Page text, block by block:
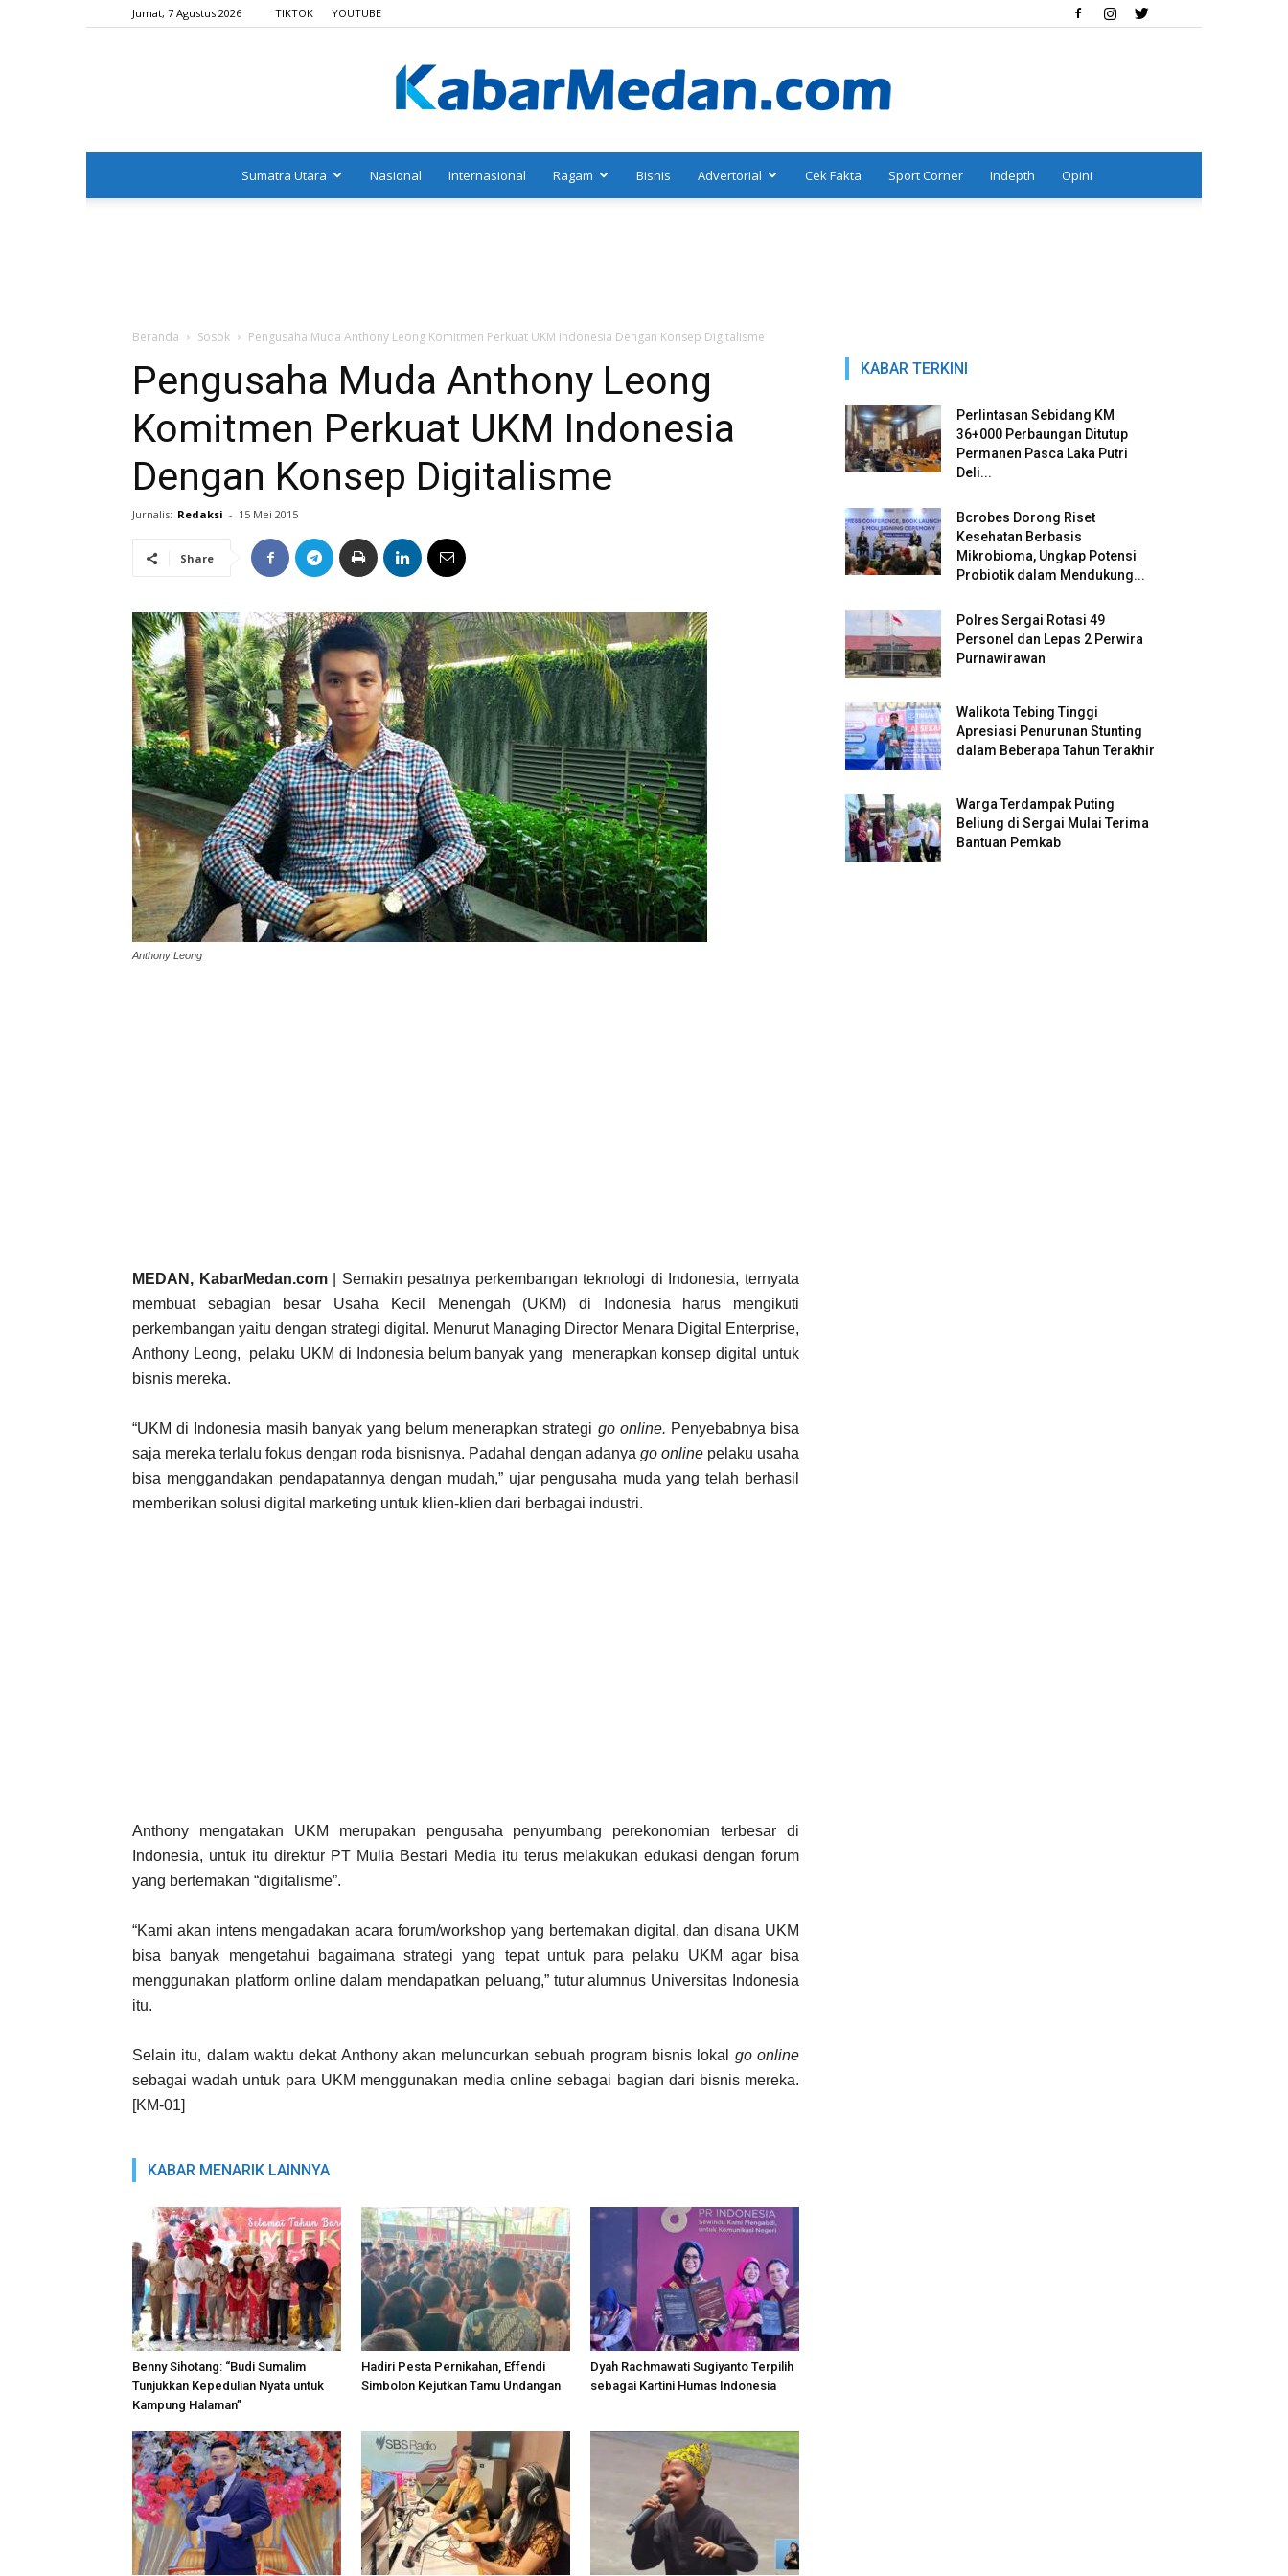
Jumat, 7 Agustus 2026 TIKTOK YOUTUBE
Sumatra Utara Nasional Internasional Ragam Bisnis Advertorial Cek Fakta Sport Corner Indepth Opini
Beranda Sosok Pengusaha Muda Anthony Leong Komitmen Perkuat UKM Indonesia Dengan Konsep Digitalisme
Pengusaha Muda Anthony Leong
Komitmen Perkuat UKM Indonesia
Dengan Konsep Digitalisme
Jurnalis: Redaksi - 15 Mei 2015
Share
Anthony Leong
MEDAN, KabarMedan.com| Semakin pesatnya perkembangan teknologi di Indonesia, ternyata
membuat sebagian besar Usaha Kecil Menengah (UKM) di Indonesia harus mengikuti
perkembangan yaitu dengan strategi digital. Menurut Managing Director Menara Digital Enterprise,
Anthony Leong, pelaku UKM di Indonesia belum banyak yang menerapkan konsep digital untuk
bisnis mereka.
“UKM di Indonesia masih banyak yang belum menerapkan strategi go online. Penyebabnya bisa
saja mereka terlalu fokus dengan roda bisnisnya. Padahal dengan adanya go online pelaku usaha
bisa menggandakan pendapatannya dengan mudah,” ujar pengusaha muda yang telah berhasil
memberikan solusi digital marketing untuk klien-klien dari berbagai industri.
Anthony mengatakan UKM merupakan pengusaha penyumbang perekonomian terbesar di
Indonesia, untuk itu direktur PT Mulia Bestari Media itu terus melakukan edukasi dengan forum
yang bertemakan “digitalisme”.
“Kami akan intens mengadakan acara forum/workshop yang bertemakan digital, dan disana UKM
bisa banyak mengetahui bagaimana strategi yang tepat untuk para pelaku UKM agar bisa
menggunakan platform online dalam mendapatkan peluang,” tutur alumnus Universitas Indonesia
itu.
Selain itu, dalam waktu dekat Anthony akan meluncurkan sebuah program bisnis lokal go online
sebagai wadah untuk para UKM menggunakan media online sebagai bagian dari bisnis mereka.
[KM-01]
KABAR MENARIK LAINNYA
Benny Sihotang: “Budi Sumalim
Tunjukkan Kepedulian Nyata untuk
Kampung Halaman”
Hadiri Pesta Pernikahan, Effendi
Simbolon Kejutkan Tamu Undangan
Dyah Rachmawati Sugiyanto Terpilih
sebagai Kartini Humas Indonesia
KABAR TERKINI
Perlintasan Sebidang KM
36+000 Perbaungan Ditutup
Permanen Pasca Laka Putri
Deli...
Bcrobes Dorong Riset
Kesehatan Berbasis
Mikrobioma, Ungkap Potensi
Probiotik dalam Mendukung...
Polres Sergai Rotasi 49
Personel dan Lepas 2 Perwira
Purnawirawan
Walikota Tebing Tinggi
Apresiasi Penurunan Stunting
dalam Beberapa Tahun Terakhir
Warga Terdampak Puting
Beliung di Sergai Mulai Terima
Bantuan Pemkab